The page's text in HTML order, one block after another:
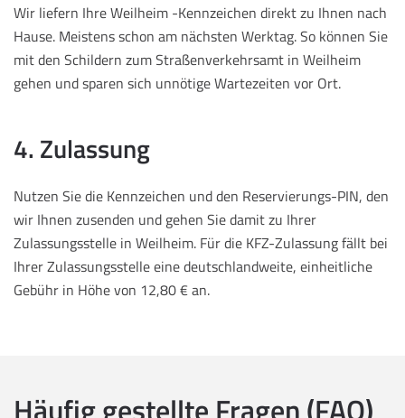
Wir liefern Ihre Weilheim -Kennzeichen direkt zu Ihnen nach
Hause. Meistens schon am nächsten Werktag. So können Sie
mit den Schildern zum Straßenverkehrsamt in Weilheim
gehen und sparen sich unnötige Wartezeiten vor Ort.
4. Zulassung
Nutzen Sie die Kennzeichen und den Reservierungs-PIN, den
wir Ihnen zusenden und gehen Sie damit zu Ihrer
Zulassungsstelle in Weilheim. Für die KFZ-Zulassung fällt bei
Ihrer Zulassungsstelle eine deutschlandweite, einheitliche
Gebühr in Höhe von 12,80 € an.